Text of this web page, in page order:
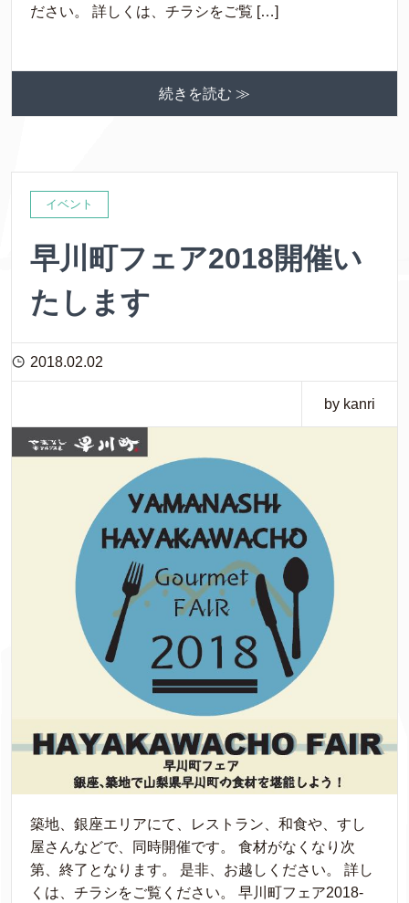
ださい。 詳しくは、チラシをご覧 […]
続きを読む ≫
イベント
早川町フェア2018開催い
たします
2018.02.02
by kanri
築地、銀座エリアにて、レストラン、和食や、すし
屋さんなどで、同時開催です。 食材がなくなり次
第、終了となります。 是非、お越しください。 詳し
くは、チラシをご覧ください。 早川町フェア2018-